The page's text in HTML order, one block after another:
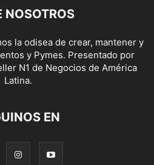
NOSOTROS
la odisea de crear, mantener y
y Pymes. Presentado por
N1 de Negocios de América
Latina.
EN